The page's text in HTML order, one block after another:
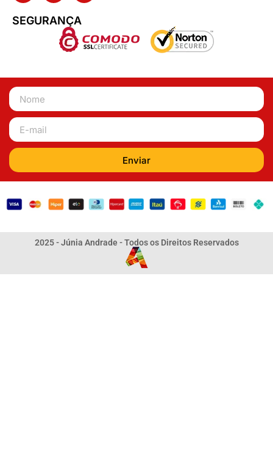
SEGURANÇA
Enviar
2025 - Júnia Andrade - Todos os Direitos Reservados